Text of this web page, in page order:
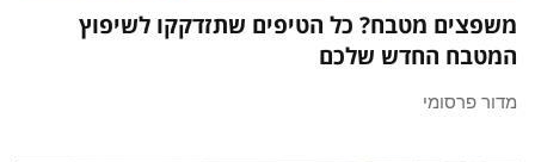
משפצים מטבח? כל הטיפים שתזדקקו לשיפוץ
המטבח החדש שלכם
מדור פרסומי